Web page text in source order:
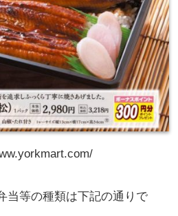
当等の種類は下記の通りで